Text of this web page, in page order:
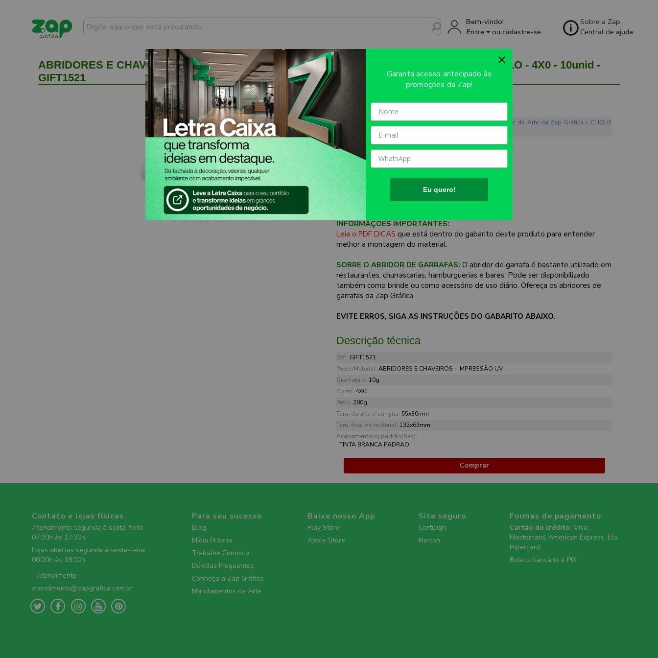
Bem-vindo!
Entre
oucadastre-se
Sobre a Zap
Central deajuda
ABRIDORES E CHAVEIROS ABRIDOR CORTADOR DE PIZZA TRADICIONAL TOKEV AMARELO - 4X0 - 10unid -
GIFT1521
Sobre o produto
Evite refugos e erros de impressão. Conheça os Mandamentos da Arte da Zap Gráfica - CLIQUE
MATÉRIA PRIMA:Plástico
TAMANHO FINAL DO PRODUTO:
aproximadamente.
TIPO DE IMPRESSÃO:UV
INFORMAÇÕES IMPORTANTES:
Leia o PDF DICAS que está dentro do gabarito deste produto para entender
melhor a montagem do material.
SOBRE O ABRIDOR DE GARRAFAS: O abridor de garrafa é bastante utilizado em
restaurantes, churrascarias, hamburguerias e bares. Pode ser disponibilizado
também como brinde ou como acessório de uso diário. Ofereça os abridores de
garrafas da Zap Gráfica.
EVITE ERROS, SIGA AS INSTRUÇÕES DO GABARITO ABAIXO.
Descrição técnica
Ref.: GIFT1521
Papel/Material: ABRIDORES E CHAVEIROS - IMPRESSÃO UV
Gramatura: 10g
Cores: 4X0
Peso: 280g
Tam. da arte c/ sangria: 55x30mm
Tam. final do material: 132x63mm
Acabamento(s) padrão(ões):
TINTA BRANCA PADRAO
Comprar
Contato e lojas físicas
Atendimento segunda à sexta-feira
07:30h às 17:30h
Lojas abertas segunda à sexta-feira
08:00h às 18:00h
- Atendimento
atendimento@zapgrafica.com.br
Para seu sucesso
Blog
Mídia Própria
Trabalhe Conosco
Dúvidas Frequentes
Conheça a Zap Gráfica
Mandamentos da Arte
Baixe nosso App
Play Store
Apple Store
Site seguro
Certisign
Norton
Formas de pagamento
Cartão de crédito: Visa,
Mastercard, American Express, Elo,
Hipercard.
Boleto bancário e PIX.
Garanta acesso antecipado às
promoções da Zap!
Eu quero!